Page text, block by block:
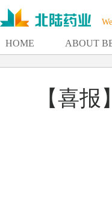
HOME ABOUT
【喜